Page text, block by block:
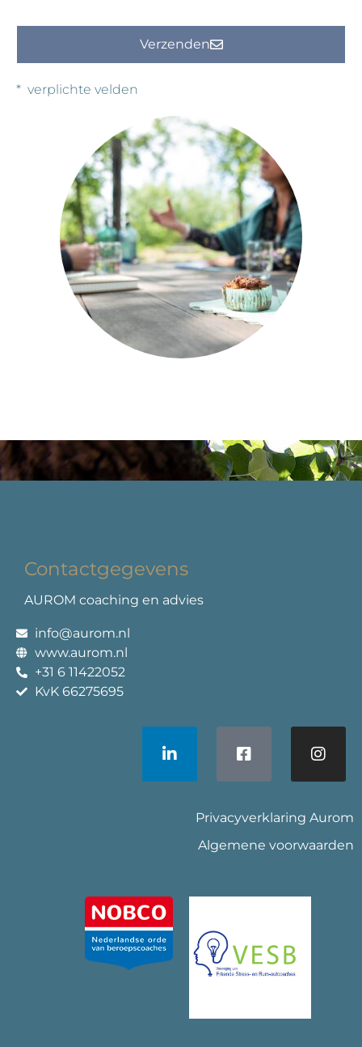
Verzenden
* verplichte velden
Contactgegevens
AUROM coaching en advies
info@aurom.nl
www.aurom.nl
+31 6 11422052
KvK 66275695
Privacyverklaring Aurom
Algemene voorwaarden